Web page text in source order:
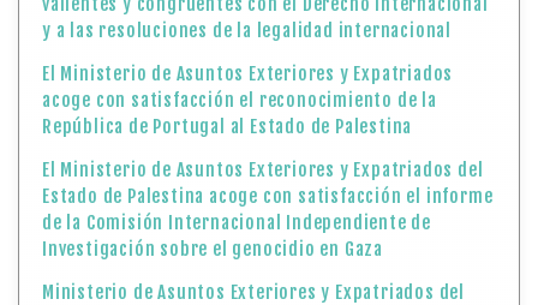
y a las resoluciones de la legalidad internacional
El Ministerio de Asuntos Exteriores y Expatriados
acoge con satisfacción el reconocimiento de la
República de Portugal al Estado de Palestina
El Ministerio de Asuntos Exteriores y Expatriados del
Estado de Palestina acoge con satisfacción el informe
de la Comisión Internacional Independiente de
Investigación sobre el genocidio en Gaza
Ministerio de Asuntos Exteriores y Expatriados del